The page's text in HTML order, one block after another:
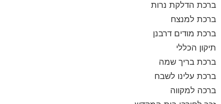
ברכת הדלקת נרות
ברכת למנצח
ברכת מודים דרבנן
תיקון הכללי
ברכת בריך שמה
ברכת עלינו לשבח
ברכה למקווה